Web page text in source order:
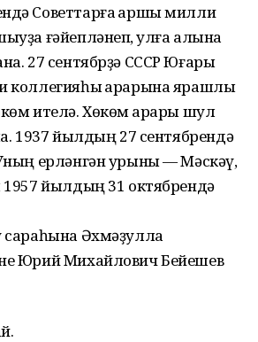
Советтарға ҡаршы милли
ғәйепләнеп, ҡулға алына
27 сентябрҙә СССР Юғары
коллегияһы ҡарарына ярашлы
ителә. Хөкөм ҡарары шул
1937 йылдың 27 сентябрендә
ерләнгән урыны — Мәскәү,
йылдың 31 октябрендә
сараһына Әхмәҙулла
Юрий Михайлович Бейешев